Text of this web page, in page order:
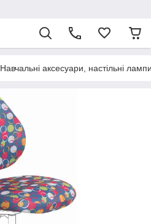
Навчальні аксесуари, настільні